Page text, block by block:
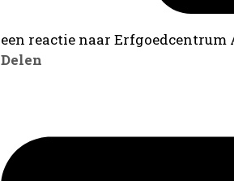
een reactie naar
Delen